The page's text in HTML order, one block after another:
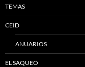
TEMAS
CEID
ANUARIOS
EL SAQUEO